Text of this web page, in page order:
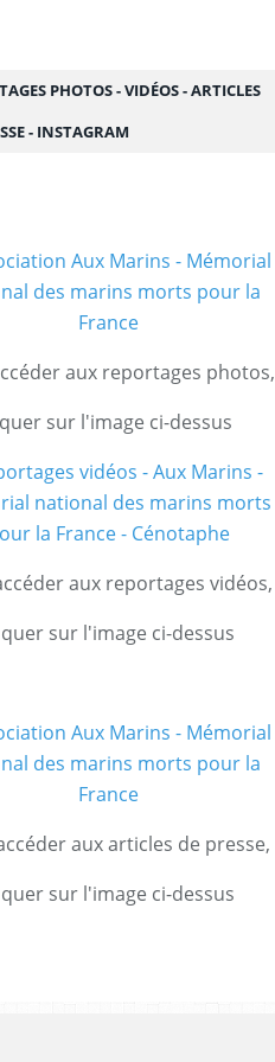
PHOTOS - VIDÉOS - ARTICLES
- INSTAGRAM
aux reportages photos,
sur l'image ci-dessus
aux reportages vidéos,
sur l'image ci-dessus
aux articles de presse,
sur l'image ci-dessus